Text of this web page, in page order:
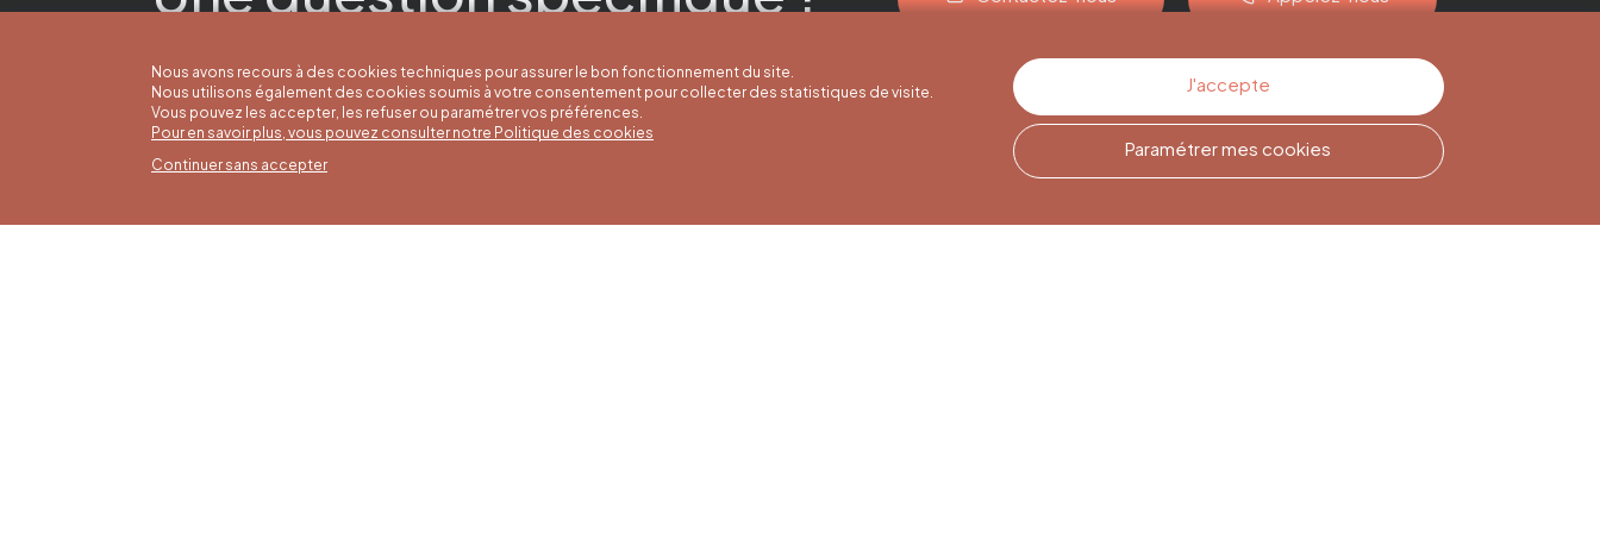
Inscription à la
Nous avons recours à des cookies techniques pour assurer le bon fonctionnement du site.
Nous utilisons également des cookies soumis à votre consentement pour collecter des statistiques de visite.
Vous pouvez les accepter, les refuser ou paramétrer vos préférences.
Pour en savoir plus, vous pouvez consulter notre Politique des cookies
Continuer sans accepter
J'accepte
Paramétrer mes cookies